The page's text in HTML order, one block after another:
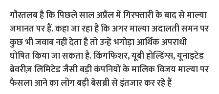
गौरतलब है कि पिछले साल अप्रैल में गिरफ्तारी के बाद से माल्या
जमानत पर हैं. कहा जा रहा है कि अगर माल्या अदालती समन पर
कुछ भी जवाब नहीं देता है तो उन्हें भगोड़ा आर्थिक अपराधी
घोषित किया जा सकता है. किंगफिशर, यूबी होल्डिंग्स, यूनाइटेड
ब्रेवरीज़ लिमिटेड जैसी बड़ी कंपनियों के मालिक विजय माल्या पर
फैसला आने का लोग बड़ी बेसब्री से इंतजार कर रहे हैं